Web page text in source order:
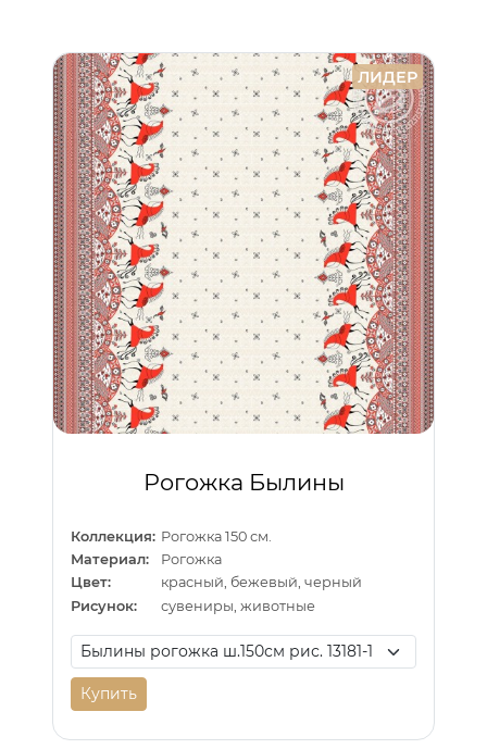
ЛИДЕР
Рогожка Былины
Коллекция: Рогожка 150 см.
Материал:
Рогожка
Цвет:
красный, бежевый, черный
Рисунок:
сувениры, животные
Купить